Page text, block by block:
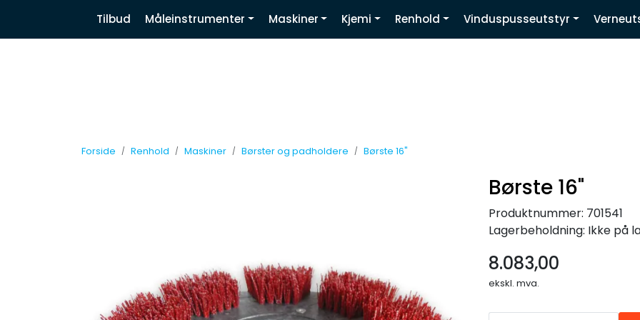
Nyhetsbrev | Facebook | Linkedin | Youtube
Tilbud Måleinstrumenter Maskiner Kjemi Renhold Vinduspusseutstyr
Forside Renhold Maskiner Børster og padholdere Børste 16"
Børste 16"
Produktnummer: 701541
Lagerbeholdning: Ikke på
8.083,00
ekskl. mva.